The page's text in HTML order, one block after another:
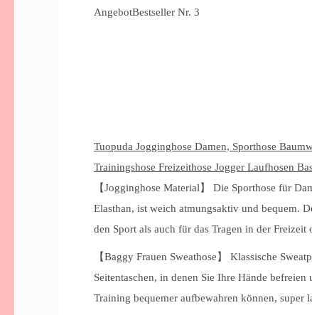
AngebotBestseller Nr. 3
Tuopuda Jogginghose Damen, Sporthose
Trainingshose Freizeithose Jogger Laufhosen
【Jogginghose Material】 Die Sporthose für
Elasthan, ist weich atmungsaktiv und bequem.
den Sport als auch für das Tragen in der Freizeit
【Baggy Frauen Sweathose】 Klassische
Seitentaschen, in denen Sie Ihre Hände
Training bequemer aufbewahren können, super